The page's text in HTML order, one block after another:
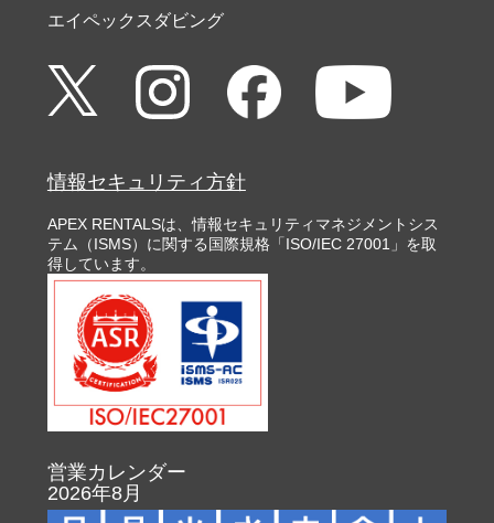
エイペックスダビング
情報セキュリティ方針
APEX RENTALSは、情報セキュリティマネジメントシス
テム（ISMS）に関する国際規格「ISO/IEC 27001」を取
得しています。
営業カレンダー
2026年8月